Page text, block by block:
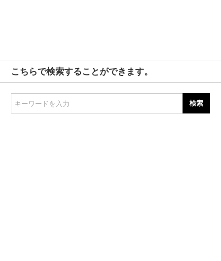
こちらで検索することができます。
キーワードを入力